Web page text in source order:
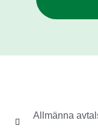
Allmänna